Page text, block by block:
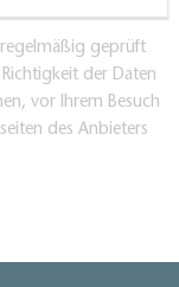
geprüft
der Daten
vor Ihrem Besuch
des Anbieters